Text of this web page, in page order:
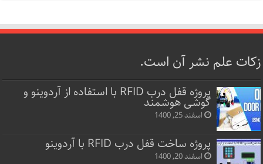
زکات علم نشر آن است.
پروژه قفل‌ درب RFID با استفاده از آردوینو و
گوشی هوشمند
اسفند 25, 1400
پروژه ساخت قفل‌ درب RFID با آردوینو
اسفند 20, 1400